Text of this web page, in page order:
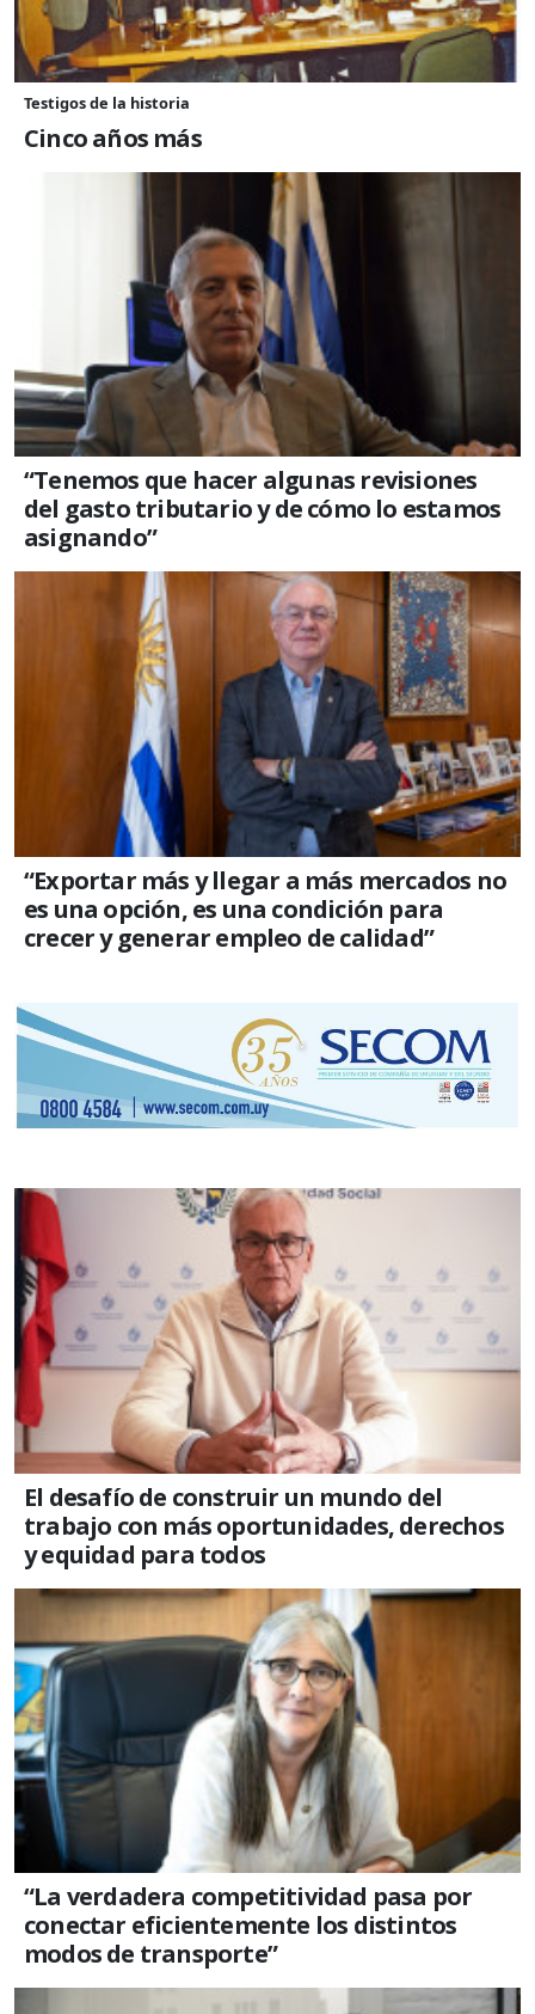
Testigos de la historia
Cinco años más
“Tenemos que hacer algunas revisiones
del gasto tributario y de cómo lo estamos
asignando”
“Exportar más y llegar a más mercados no
es una opción, es una condición para
crecer y generar empleo de calidad”
El desafío de construir un mundo del
trabajo con más oportunidades, derechos
y equidad para todos
“La verdadera competitividad pasa por
conectar eficientemente los distintos
modos de transporte”